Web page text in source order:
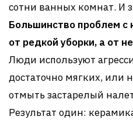
сотни ванных комнат. И
Большинство проблем с
от редкой уборки, а от
Люди используют
достаточно мягких, или
отмыть застарелый
Результат один: